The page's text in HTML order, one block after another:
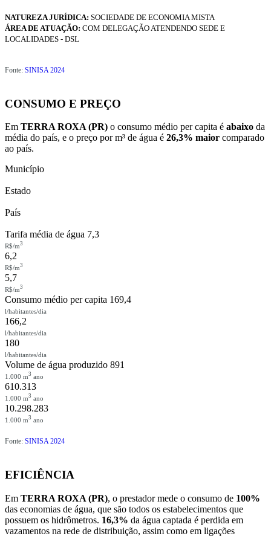
NATUREZA JURÍDICA: SOCIEDADE DE ECONOMIA MISTA
ÁREA DE ATUAÇÃO: COM DELEGAÇÃO ATENDENDO SEDE E
LOCALIDADES - DSL
Fonte: SINISA 2024
CONSUMO E PREÇO
Em TERRA ROXA (PR) o consumo médio per capita é abaixo da
média do país, e o preço por m³ de água é 26,3% maior comparado
ao país.
Município
Estado
País
Tarifa média de água 7,3
R$/m3
6,2
R$/m3
5,7
R$/m3
Consumo médio per capita 169,4
l/habitantes/dia
166,2
l/habitantes/dia
180
l/habitantes/dia
Volume de água produzido 891
1.000 m3 ano
610.313
1.000 m3 ano
10.298.283
1.000 m3 ano
Fonte: SINISA 2024
EFICIÊNCIA
Em TERRA ROXA (PR), o prestador mede o consumo de 100%
das economias de água, que são todos os estabelecimentos que
possuem os hidrômetros. 16,3% da água captada é perdida em
vazamentos na rede de distribuição, assim como em ligações